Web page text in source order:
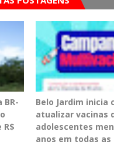
BR-
R$
Belo Jardim inicia
atualizar vacinas
adolescentes
anos em todas as